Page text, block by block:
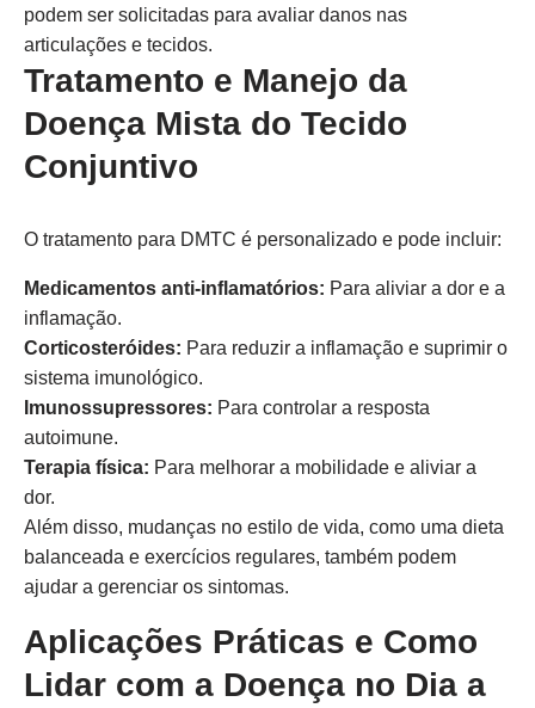
podem ser solicitadas para avaliar danos nas
articulações e tecidos.
Tratamento e Manejo da
Doença Mista do Tecido
Conjuntivo
O tratamento para DMTC é personalizado e pode incluir:
Medicamentos anti-inflamatórios: Para aliviar a dor e a
inflamação.
Corticosteróides: Para reduzir a inflamação e suprimir o
sistema imunológico.
Imunossupressores: Para controlar a resposta
autoimune.
Terapia física: Para melhorar a mobilidade e aliviar a
dor.
Além disso, mudanças no estilo de vida, como uma dieta
balanceada e exercícios regulares, também podem
ajudar a gerenciar os sintomas.
Aplicações Práticas e Como
Lidar com a Doença no Dia a